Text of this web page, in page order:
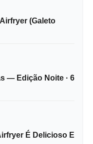
(Galeto
— Edição Noite · 6
É Delicioso E